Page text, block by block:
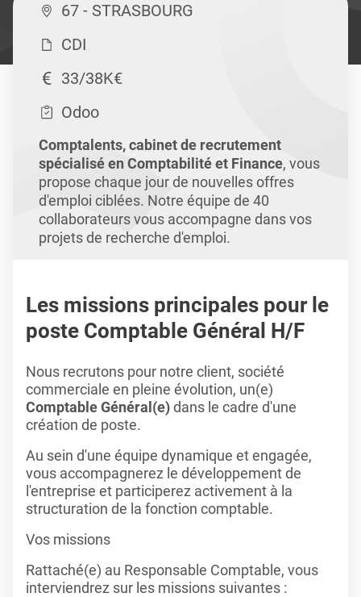
67 - STRASBOURG
CDI
33/38K€
Odoo
Comptalents, cabinet de recrutement
spécialisé en Comptabilité et Finance, vous
propose chaque jour de nouvelles offres
d'emploi ciblées. Notre équipe de 40
collaborateurs vous accompagne dans vos
projets de recherche d'emploi.
Les missions principales pour le
poste Comptable Général H/F
Nous recrutons pour notre client, société
commerciale en pleine évolution, un(e)
Comptable Général(e)dans le cadre d'une
création de poste.
Au sein d'une équipe dynamique et engagée,
vous accompagnerez le développement de
l'entreprise et participerez activement à la
structuration de la fonction comptable.
Vos missions
Rattaché(e) au Responsable Comptable, vous
interviendrez sur les missions suivantes :